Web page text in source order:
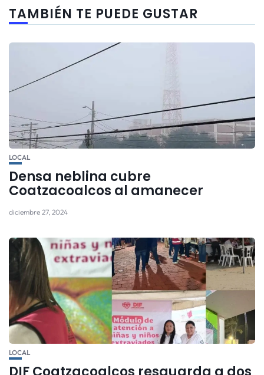
TAMBIÉN TE PUEDE GUSTAR
LOCAL
Densa neblina cubre
Coatzacoalcos al amanecer
diciembre 27, 2024
LOCAL